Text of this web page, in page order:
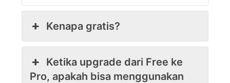
Kenapa gratis?
Ketika upgrade dari Free ke
Pro, apakah bisa menggunakan